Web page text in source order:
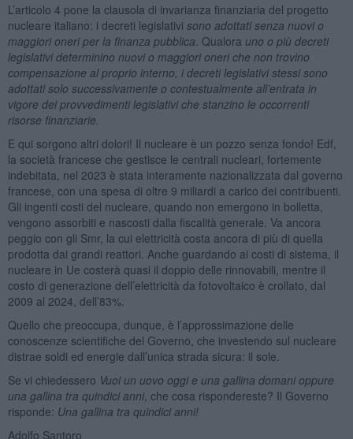
L’articolo 4 pone la clausola di invarianza finanziaria del progetto
nucleare italiano: i decreti legislativi sono adottati senza nuovi o
maggiori oneri per la finanza pubblica . Qualora uno o più decreti
legislativi determinino nuovi o maggiori oneri che non trovino
compensazione al proprio interno, i decreti legislativi stessi sono
adottati solo successivamente o contestualmente all’entrata in
vigore dei provvedimenti legislativi che stanzino le occorrenti
risorse finanziarie.
E qui sorgono altri dolori! Il nucleare è un pozzo senza fondo! Edf,
la società francese che gestisce le centrali nucleari, fortemente
indebitata, nel 2023 è stata interamente nazionalizzata dal governo
francese, con una spesa di oltre 9 miliardi a carico dei contribuenti.
Gli ingenti costi del nucleare, quando non emergono in bolletta,
vengono assorbiti e nascosti dalla fiscalità generale. Va ancora
peggio con gli Smr, la cui elettricità costa ancora di più di quella
prodotta dai grandi reattori. Anche guardando ai costi di sistema, il
nucleare in Ue costerà quasi il doppio delle rinnovabili, mentre il
costo di generazione dell’elettricità da fotovoltaico è crollato, dal
2009 al 2024, dell’83%.
Quello che preoccupa, dunque, è l’approssimazione delle
conoscenze scientifiche del Governo, che investendo sul nucleare
distrae soldi ed energie dall’unica strada sicura: il sole.
Se vi chiedessero Vuoi un uovo oggi e una gallina domani oppure
una gallina tra quindici anni, che cosa rispondereste? Il Governo
risponde: Una gallina tra quindici anni!
Adolfo Santoro